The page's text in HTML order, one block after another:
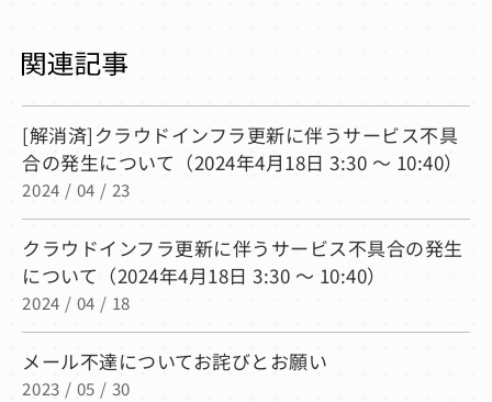
[解消済]クラウドインフラ更新に伴うサービス不具
合の発生について（2024年4月18日 3:30 ～ 10:40）
2024 / 04 / 23
クラウドインフラ更新に伴うサービス不具合の発生
について（2024年4月18日 3:30 ～ 10:40）
2024 / 04 / 18
メール不達についてお詫びとお願い
2023 / 05 / 30